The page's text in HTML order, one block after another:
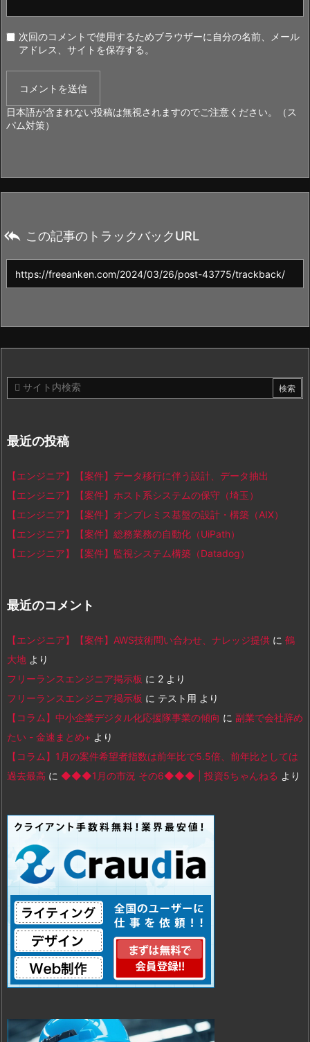
次回のコメントで使用するためブラウザーに自分の名前、メール
アドレス、サイトを保存する。
日本語が含まれない投稿は無視されますのでご注意ください。（ス
パム対策）
 この記事のトラックバックURL
最近の投稿
【エンジニア】【案件】データ移行に伴う設計、データ抽出
【エンジニア】【案件】ホスト系システムの保守（埼玉）
【エンジニア】【案件】オンプレミス基盤の設計・構築（AIX）
【エンジニア】【案件】総務業務の自動化（UiPath）
【エンジニア】【案件】監視システム構築（Datadog）
最近のコメント
【エンジニア】【案件】AWS技術問い合わせ、ナレッジ提供 に 鶴
大地 より
フリーランスエンジニア掲示板 に 2 より
フリーランスエンジニア掲示板 に テスト用 より
【コラム】中小企業デジタル化応援隊事業の傾向 に 副業で会社辞め
たい - 金速まとめ+ より
【コラム】1月の案件希望者指数は前年比で5.5倍、前年比としては
過去最高 に ◆◆◆1月の市況 その6◆◆◆ | 投資5ちゃんねる より